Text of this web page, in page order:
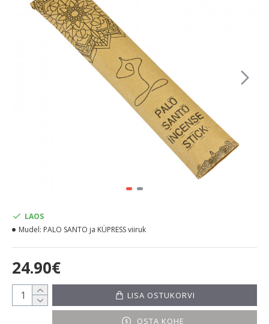
24.90€
LAOS
Mudel: PALO SANTO ja KÜPRESS viiruk
LISA OSTUKORVI
OSTA KOHE